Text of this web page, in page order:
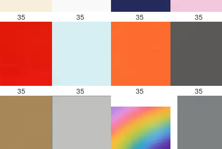
35 35 35 35
35 35 35 35